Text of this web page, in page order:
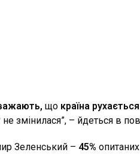
що країна
змінилася”, – йдеться в
Зеленський – 45%